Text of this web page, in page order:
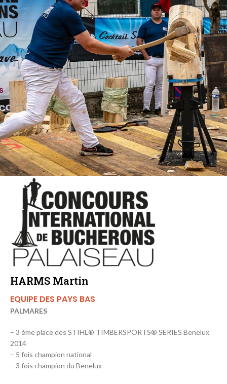
HARMS Martin
EQUIPE DES PAYS BAS
PALMARES
– 3 ème place des STIHL® TIMBERSPORTS® SERIES Benelux
2014
– 5 fois champion national
– 3 fois champion du Benelux